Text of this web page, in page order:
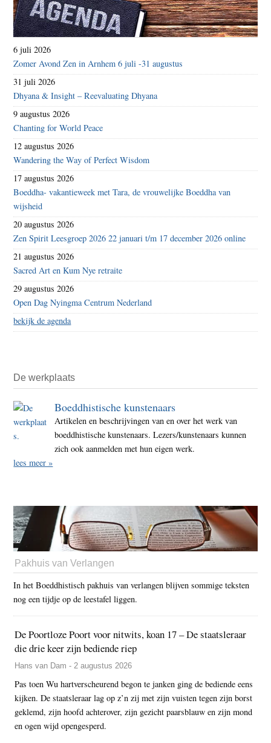
6 juli 2026
Zomer Avond Zen in Arnhem 6 juli -31 augustus
31 juli 2026
Dhyana & Insight – Reevaluating Dhyana
9 augustus 2026
Chanting for World Peace
12 augustus 2026
Wandering the Way of Perfect Wisdom
17 augustus 2026
Boeddha- vakantieweek met Tara, de vrouwelijke Boeddha van
wijsheid
20 augustus 2026
Zen Spirit Leesgroep 2026 22 januari t/m 17 december 2026 online
21 augustus 2026
Sacred Art en Kum Nye retraite
29 augustus 2026
Open Dag Nyingma Centrum Nederland
bekijk de agenda
De werkplaats
Boeddhistische kunstenaars
Artikelen en beschrijvingen van en over het werk van
boeddhistische kunstenaars. Lezers/kunstenaars kunnen
zich ook aanmelden met hun eigen werk.
lees meer »
Pakhuis van Verlangen
In het Boeddhistisch pakhuis van verlangen blijven sommige teksten
nog een tijdje op de leestafel liggen.
De Poortloze Poort voor nitwits, koan 17 – De staatsleraar
die drie keer zijn bediende riep
Hans van Dam - 2 augustus 2026
Pas toen Wu hartverscheurend begon te janken ging de bediende eens
kijken. De staatsleraar lag op z’n zij met zijn vuisten tegen zijn borst
geklemd, zijn hoofd achterover, zijn gezicht paarsblauw en zijn mond
en ogen wijd opengesperd.